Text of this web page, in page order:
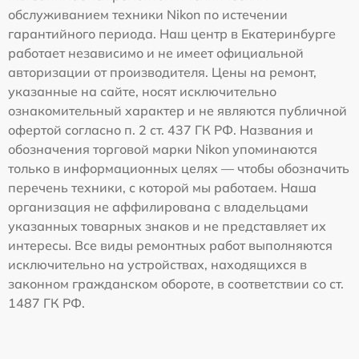
обслуживанием техники Nikon по истечении
гарантийного периода. Наш центр в Екатеринбурге
работает независимо и не имеет официальной
авторизации от производителя. Цены на ремонт,
указанные на сайте, носят исключительно
ознакомительный характер и не являются публичной
офертой согласно п. 2 ст. 437 ГК РФ. Названия и
обозначения торговой марки Nikon упоминаются
только в информационных целях — чтобы обозначить
перечень техники, с которой мы работаем. Наша
организация не аффилирована с владельцами
указанных товарных знаков и не представляет их
интересы. Все виды ремонтных работ выполняются
исключительно на устройствах, находящихся в
законном гражданском обороте, в соответствии со ст.
1487 ГК РФ.